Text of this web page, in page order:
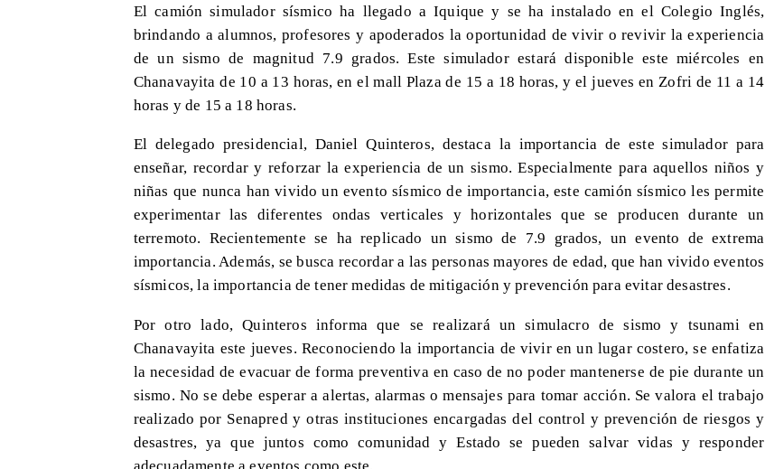
El camión simulador sísmico ha llegado a Iquique y se ha instalado en el Colegio Inglés,
brindando a alumnos, profesores y apoderados la oportunidad de vivir o revivir la experiencia
de un sismo de magnitud 7.9 grados. Este simulador estará disponible este miércoles en
Chanavayita de 10 a 13 horas, en el mall Plaza de 15 a 18 horas, y el jueves en Zofri de 11 a 14
horas y de 15 a 18 horas.
El delegado presidencial, Daniel Quinteros, destaca la importancia de este simulador para
enseñar, recordar y reforzar la experiencia de un sismo. Especialmente para aquellos niños y
niñas que nunca han vivido un evento sísmico de importancia, este camión sísmico les permite
experimentar las diferentes ondas verticales y horizontales que se producen durante un
terremoto. Recientemente se ha replicado un sismo de 7.9 grados, un evento de extrema
importancia. Además, se busca recordar a las personas mayores de edad, que han vivido eventos
sísmicos, la importancia de tener medidas de mitigación y prevención para evitar desastres.
Por otro lado, Quinteros informa que se realizará un simulacro de sismo y tsunami en
Chanavayita este jueves. Reconociendo la importancia de vivir en un lugar costero, se enfatiza
la necesidad de evacuar de forma preventiva en caso de no poder mantenerse de pie durante un
sismo. No se debe esperar a alertas, alarmas o mensajes para tomar acción. Se valora el trabajo
realizado por Senapred y otras instituciones encargadas del control y prevención de riesgos y
desastres, ya que juntos como comunidad y Estado se pueden salvar vidas y responder
adecuadamente a eventos como este.